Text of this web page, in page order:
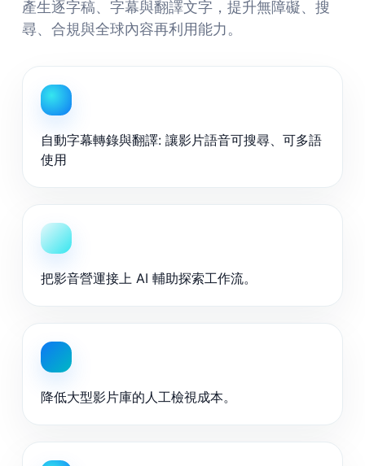
產生逐字稿、字幕與翻譯文字，提升無障礙、搜
尋、合規與全球內容再利用能力。
自動字幕轉錄與翻譯: 讓影片語音可搜尋、可多語
使用
把影音營運接上 AI 輔助探索工作流。
降低大型影片庫的人工檢視成本。